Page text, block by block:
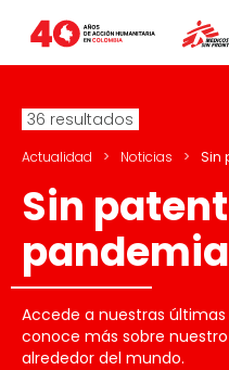
36 resultados
Actualidad > Noticias > Sin
Sin
pandemia
Accede a nuestras
conoce más sobre
alrededor del mundo.